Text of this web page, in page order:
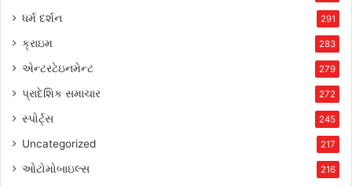
ધર્મ દર્શન 291
ક્રાઇમ 283
એન્ટરટેઇનમેન્ટ 279
પ્રાદેશિક સમાચાર 272
સ્પોર્ટ્સ 245
Uncategorized 217
ઓટોમોબાઇલ્સ 216